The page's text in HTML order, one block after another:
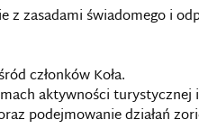
zasadami świadomego i
członków Koła.
aktywności turystycznej
podejmowanie działań